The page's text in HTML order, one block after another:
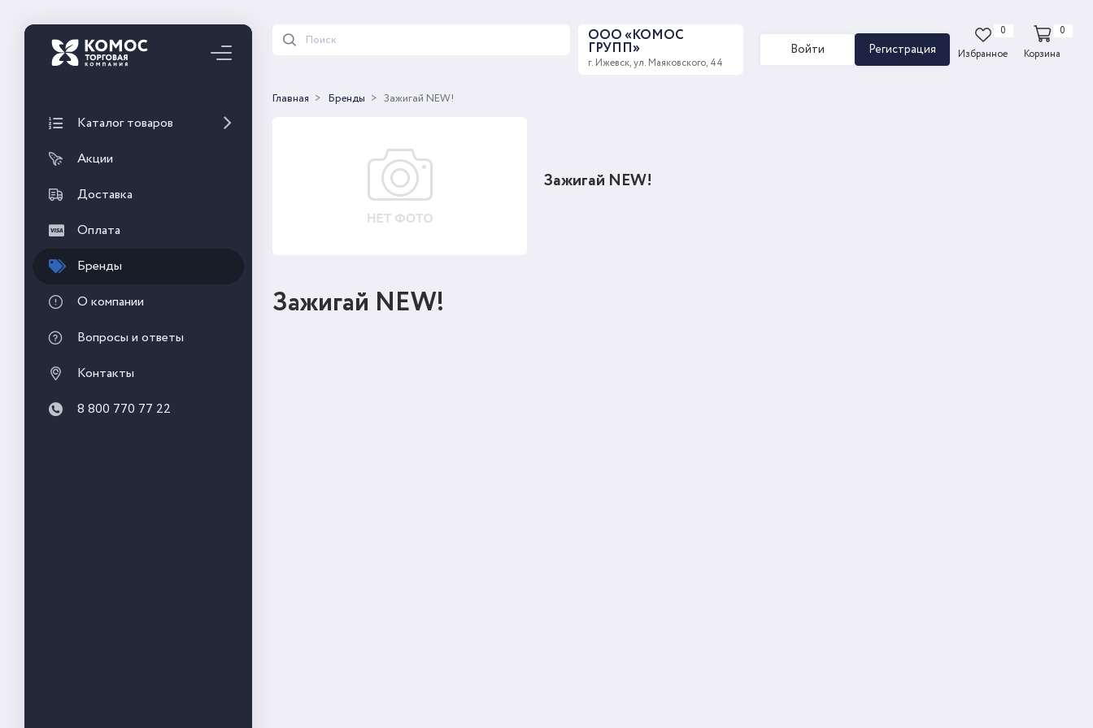
Каталог товаров
Акции
Доставка
Оплата
Бренды
О компании
Вопросы и ответы
Контакты
8 800 770 77 22
ООО «КОМОС
ГРУПП»
г. Ижевск, ул. Маяковского, 44
Войти Регистрация
0
Избранное
0
Корзина
Главная Бренды Зажигай NEW!
Зажигай NEW!
Зажигай NEW!